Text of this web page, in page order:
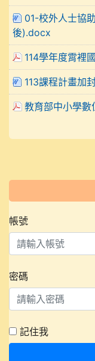
01-校外人士協
後).docx
114學年度霄裡
113課程計畫加
教育部中小學
帳號
密碼
記住我